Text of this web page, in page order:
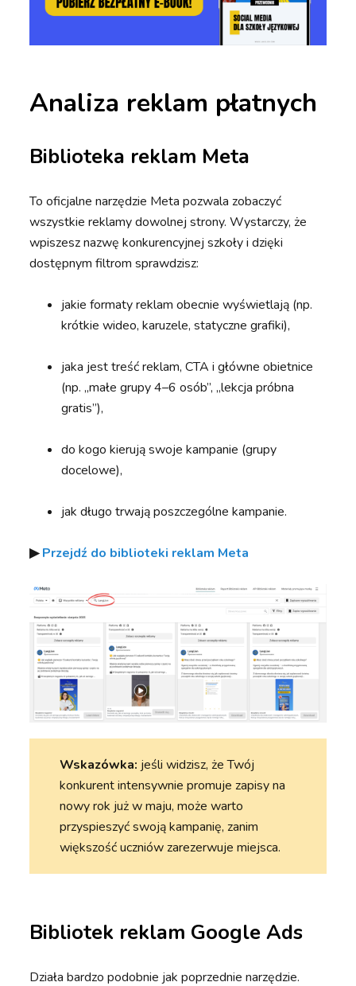
Analiza reklam płatnych
Biblioteka reklam Meta
To oficjalne narzędzie Meta pozwala zobaczyć
wszystkie reklamy dowolnej strony. Wystarczy, że
wpiszesz nazwę konkurencyjnej szkoły i dzięki
dostępnym filtrom sprawdzisz:
jakie formaty reklam obecnie wyświetlają (np.
krótkie wideo, karuzele, statyczne grafiki),
jaka jest treść reklam, CTA i główne obietnice
(np. „małe grupy 4–6 osób”, „lekcja próbna
gratis”),
do kogo kierują swoje kampanie (grupy
docelowe),
jak długo trwają poszczególne kampanie.
▶︎Przejdź do biblioteki reklam Meta
Wskazówka: jeśli widzisz, że Twój
konkurent intensywnie promuje zapisy na
nowy rok już w maju, może warto
przyspieszyć swoją kampanię, zanim
większość uczniów zarezerwuje miejsca.
Bibliotek reklam Google Ads
Działa bardzo podobnie jak poprzednie narzędzie.